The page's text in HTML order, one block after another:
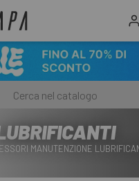
MANUTENZIONE